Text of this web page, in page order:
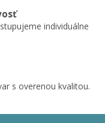
individuálne
s overenou kvalitou.